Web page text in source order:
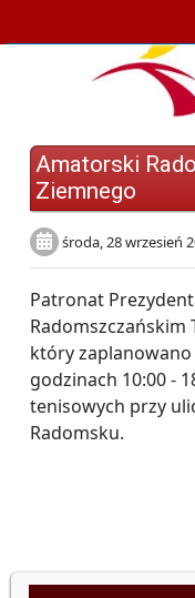
Amatorski
Ziemnego
środa, 28 wrzesień
Patronat
Radomszczańskim
który
godzinach 10:00 -
tenisowych przy
Radomsku.